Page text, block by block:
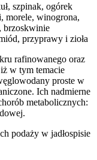
szpinak, ogórek
morele, winogrona,
brzoskwinie
przyprawy i zioła
rafinowanego oraz
w tym temacie
proste w
Ich nadmierne
metabolicznych:
podaży w jadłospisie